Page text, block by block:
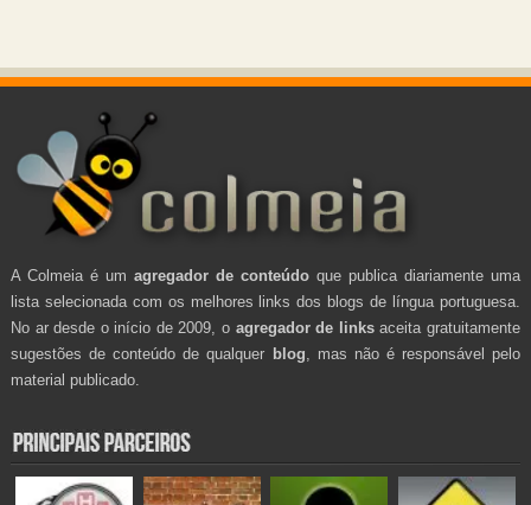
A Colmeia é um agregador de conteúdo que publica diariamente uma
lista selecionada com os melhores links dos blogs de língua portuguesa.
No ar desde o início de 2009, o agregador de linksaceita gratuitamente
sugestões de conteúdo de qualquer blog , mas não é responsável pelo
material publicado.